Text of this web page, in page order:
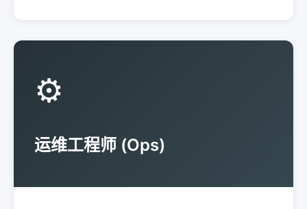
⚙️
运维工程师 (Ops)